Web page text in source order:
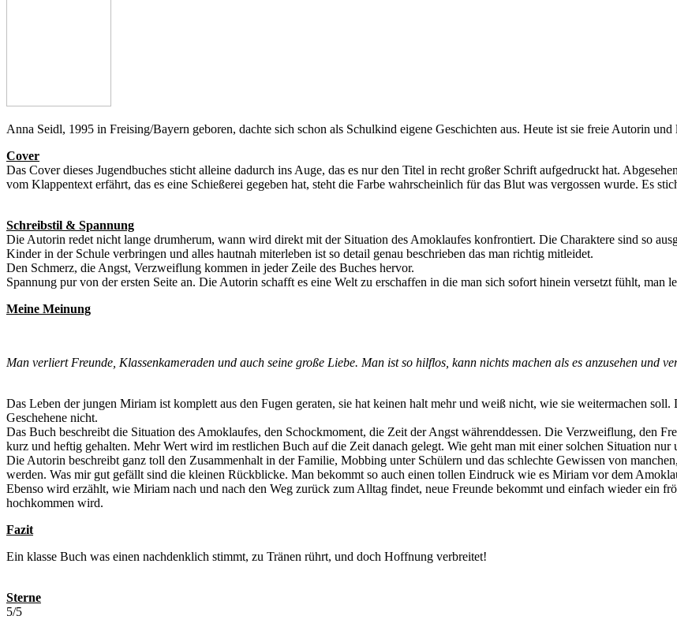
Anna Seidl, 1995 in Freising/Bayern geboren, dachte sich schon als Schulkind eigene Geschichten aus. Heute ist sie freie Autorin
Cover
Das Cover dieses Jugendbuches sticht alleine dadurch ins Auge, das es nur den Titel in recht großer Schrift aufgedruckt hat.
vom Klappentext erfährt, das es eine Schießerei gegeben hat, steht die Farbe wahrscheinlich für das Blut was vergossen wurde. Es
Schreibstil & Spannung
Die Autorin redet nicht lange drumherum, wann wird direkt mit der Situation des Amoklaufes konfrontiert. Die Charaktere sind so
Kinder in der Schule verbringen und alles hautnah miterleben ist so detail genau beschrieben das man richtig mitleidet.
Den Schmerz, die Angst, Verzweiflung kommen in jeder Zeile des Buches hervor.
Spannung pur von der ersten Seite an. Die Autorin schafft es eine Welt zu erschaffen in die man sich sofort hinein versetzt fühlt, man
Meine Meinung
Man verliert Freunde, Klassenkameraden und auch seine große Liebe. Man ist so hilflos, kann nichts machen als es anzusehen und
Das Leben der jungen Miriam ist komplett aus den Fugen geraten, sie hat keinen halt mehr und weiß nicht, wie sie weitermachen
Geschehene nicht.
Das Buch beschreibt die Situation des Amoklaufes, den Schockmoment, die Zeit der Angst währenddessen. Die Verzweiflung, den
kurz und heftig gehalten. Mehr Wert wird im restlichen Buch auf die Zeit danach gelegt. Wie geht man mit einer solchen Situation nur
Die Autorin beschreibt ganz toll den Zusammenhalt in der Familie, Mobbing unter Schülern und das schlechte Gewissen von
werden. Was mir gut gefällt sind die kleinen Rückblicke. Man bekommt so auch einen tollen Eindruck wie es Miriam vor dem
Ebenso wird erzählt, wie Miriam nach und nach den Weg zurück zum Alltag findet, neue Freunde bekommt und einfach wieder ein
hochkommen wird.
Fazit
Ein klasse Buch was einen nachdenklich stimmt, zu Tränen rührt, und doch Hoffnung verbreitet!
Sterne
5/5